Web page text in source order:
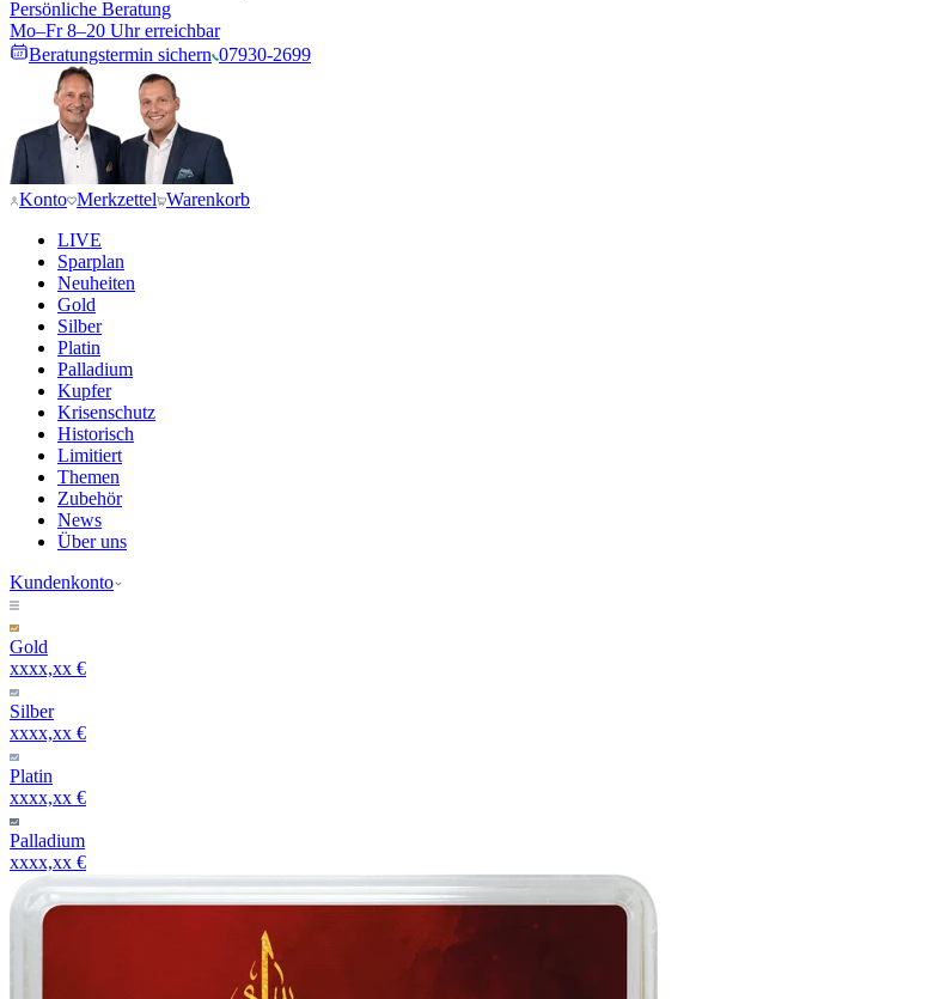
Persönliche Beratung
Mo–Fr 8–20 Uhr erreichbar
Beratungstermin sichern 07930-2699
Konto Merkzettel Warenkorb
LIVE
Sparplan
Neuheiten
Gold
Silber
Platin
Palladium
Kupfer
Krisenschutz
Historisch
Limitiert
Themen
Zubehör
News
Über uns
Kundenkonto
Gold
xxxx,xx €
Silber
xxxx,xx €
Platin
xxxx,xx €
Palladium
xxxx,xx €